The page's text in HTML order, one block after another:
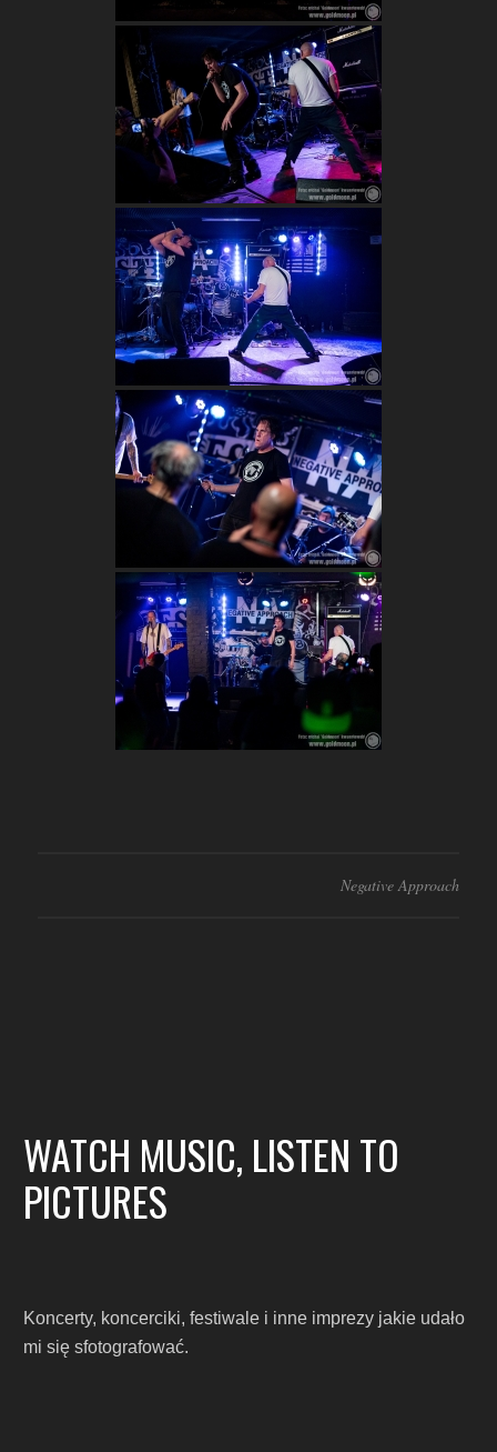
Negative Approach
WATCH MUSIC, LISTEN TO
PICTURES
Koncerty, koncerciki, festiwale i inne imprezy jakie udało
mi się sfotografować.